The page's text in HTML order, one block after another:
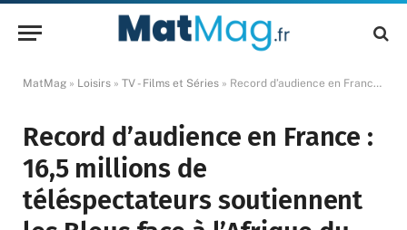
MatMag » Loisirs » TV - Films et Séries » Record d’audience en France : 16,5 millions de téléspectateurs soutiennent les Bleus face à l’Afrique du Sud
Record d’audience en France :
16,5 millions de
téléspectateurs soutiennent